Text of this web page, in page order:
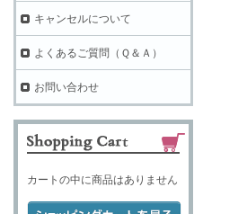
キャンセルについて
よくあるご質問（Ｑ＆Ａ）
お問い合わせ
カートの中に商品はありません